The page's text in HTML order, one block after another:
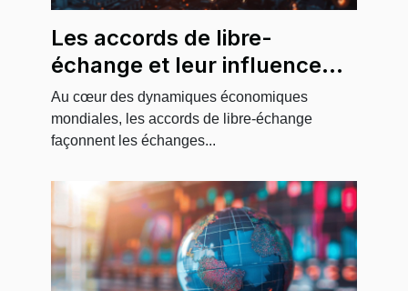
Les accords de libre-
échange et leur influence
sur l'économie mondiale en
2023
Au cœur des dynamiques économiques
mondiales, les accords de libre-échange
façonnent les échanges...